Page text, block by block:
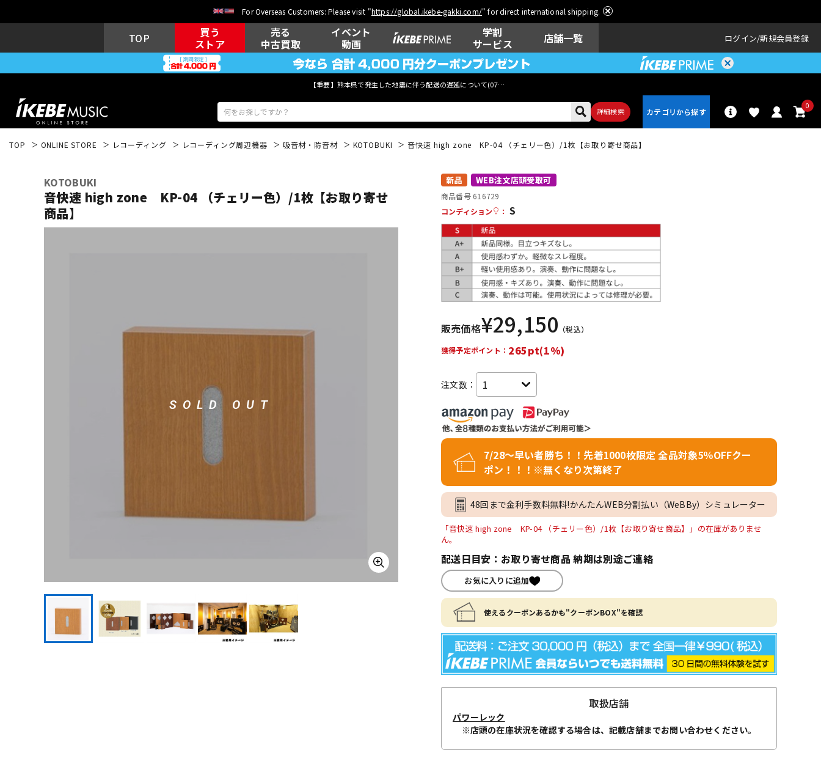
For Overseas Customers: Please visit "https://global.ikebe-gakki.com/" for direct international shipping.
TOP
買う
ストア
売る
中古買取
イベント
動画
学割
サービス
店舗一覧 ログイン 新規会員登録
【重要】熊本県で発生した地震に伴う配送の遅延について(07月29日
詳細検索
0
ウクレレ
キーボード 電子ピアノ 管楽器 その他楽器
レコーディン
グ機器
配信/ライブ
機器
TOP ONLINE STORE レコーディング レコーディング周辺機器 吸音材・防音材 KOTOBUKI 音快速 high zone KP-04 （チェリー色）/1枚【お取り寄せ商品】
KOTOBUKI
音快速 high zone KP-04 （チェリー色）/1枚【お取り寄せ
商品】
SOLD OUT
新品 WEB注文店頭受取可
商品番号 616729
コンディション
： S
販売価格¥29,150 （税込）
獲得予定ポイント： 265pt(1%)
注文数：
7/28～早い者勝ち！！先着1000枚限定 全品対象5％OFFクー
ポン！！！※無くなり次第終了
48回まで金利手数料無料!かんたんWEB分割払い（WeBBy）シミュレーター
「音快速 high zone KP-04 （チェリー色）/1枚【お取り寄せ商品】」の在庫がありませ
ん。
配送日目安：お取り寄せ商品 納期は別途ご連絡
お気に入りに追加
使えるクーポンあるかも"クーポンBOX"を確認
取扱店舗
パワーレック
※店頭の在庫状況を確認する場合は、記載店舗までお問い合わせください。